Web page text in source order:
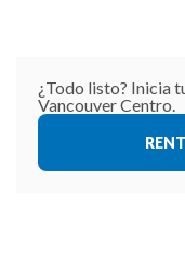
¿Todo listo? Inicia
Vancouver Centro.